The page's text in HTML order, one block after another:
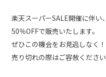
楽天スーパーSALE開催に伴
50％OFFで販売いたします。
ぜひこの機会をお見逃しなく
売り切れの際はご容赦ください